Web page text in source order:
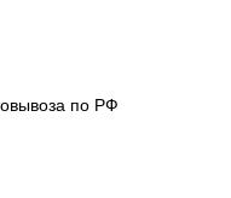
по РФ